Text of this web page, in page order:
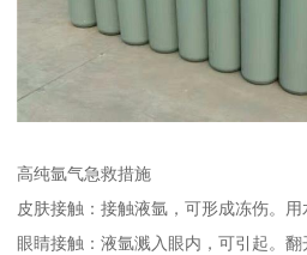
高纯氩气急救措施
皮肤接触：接触液氩，可形成冻伤。用
眼睛接触：液氩溅入眼内，可引起。翻